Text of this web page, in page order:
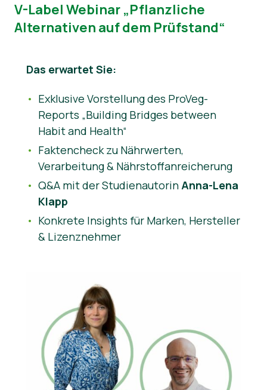
Druckprodukte
Presse
V-Label Webinar „Pflanzliche
Alternativen auf dem Prüfstand“
Das erwartet Sie:
Exklusive Vorstellung des ProVeg-
Reports „Building Bridges between
Habit and Health“
Faktencheck zu Nährwerten,
Verarbeitung & Nährstoffanreicherung
Q&A mit der Studienautorin Anna-Lena
Klapp
Konkrete Insights für Marken, Hersteller
& Lizenznehmer